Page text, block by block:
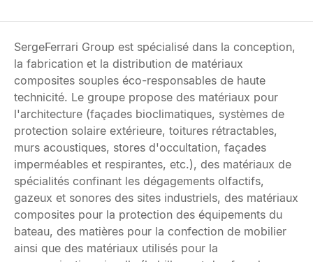
SergeFerrari Group est spécialisé dans la conception,
la fabrication et la distribution de matériaux
composites souples éco-responsables de haute
technicité. Le groupe propose des matériaux pour
l'architecture (façades bioclimatiques, systèmes de
protection solaire extérieure, toitures rétractables,
murs acoustiques, stores d'occultation, façades
imperméables et respirantes, etc.), des matériaux de
spécialités confinant les dégagements olfactifs,
gazeux et sonores des sites industriels, des matériaux
composites pour la protection des équipements du
bateau, des matières pour la confection de mobilier
ainsi que des matériaux utilisés pour la